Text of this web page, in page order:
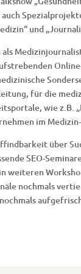
und
als
für die
wie z.B.
im
über
SEO-
weiteren
nochmals